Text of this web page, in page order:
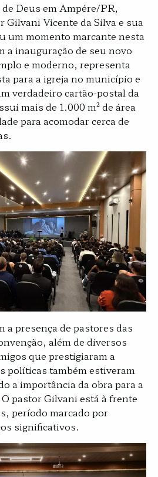
Deus em Ampére/PR,
Gilvani Vicente da Silva e sua
um momento marcante nesta
a inauguração de seu novo
e moderno, representa
para a igreja no município e
verdadeiro cartão-postal da
mais de 1.000 m² de área
para acomodar cerca de
a presença de pastores das
além de diversos
que prestigiaram a
políticas também estiveram
a importância da obra para a
pastor Gilvani está à frente
período marcado por
significativos.